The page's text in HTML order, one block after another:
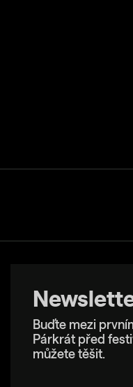
Buďte mezi
Párkrát před
můžete těšit.